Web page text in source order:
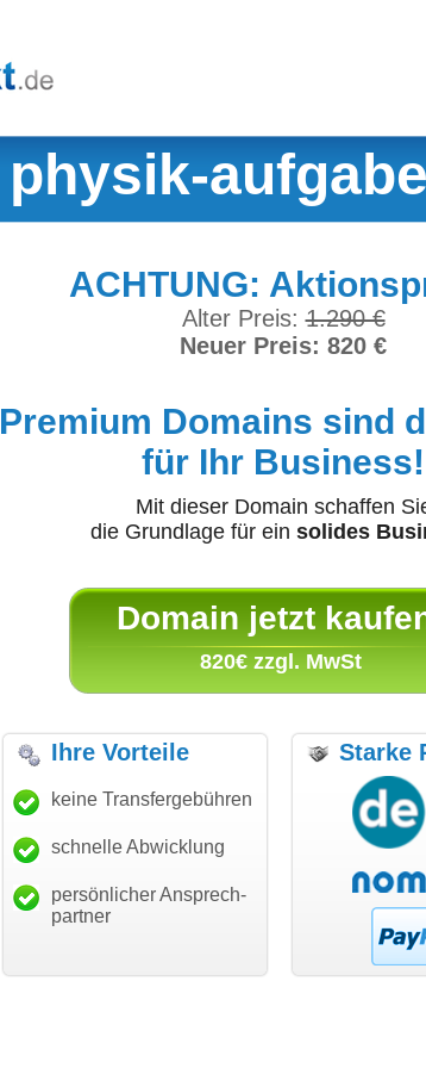
physik-
ACHTUNG:
Alter Preis:1.290 €
Neuer Preis: 820 €
Premium Domains sind
für Ihr Business!
Mit dieser Domain schaffen
die Grundlage für ein solides
Domain jetzt
820€ zzgl. MwSt
"Danke für den schnellen
Transfer und guten Service!"
Thomas Schäfer
i can eckert communication GmbH
"Ich bin dankbar,
Wunschdomain
haben. Die Domain
hundertprozentig."
Leben
leben-
Ihre Vorteile
keine Transfergebühren
schnelle Abwicklung
persönlicher Ansprech-
partner
Starke